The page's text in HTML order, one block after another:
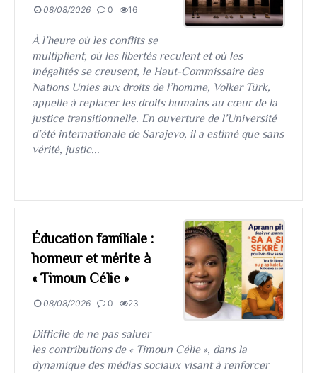
08/08/2026 0 16
À l’heure où les conflits se
multiplient, où les libertés reculent et où les
inégalités se creusent, le Haut-Commissaire des
Nations Unies aux droits de l’homme, Volker Türk,
appelle à replacer les droits humains au cœur de la
justice transitionnelle. En ouverture de l’Université
d’été internationale de Sarajevo, il a estimé que sans
vérité, justic...
Éducation familiale :
honneur et mérite à
« Timoun Célie »
08/08/2026 0 23
​​​​​​​Difficile de ne pas saluer
les contributions de « Timoun Célie », dans la
dynamique des médias sociaux visant à renforcer